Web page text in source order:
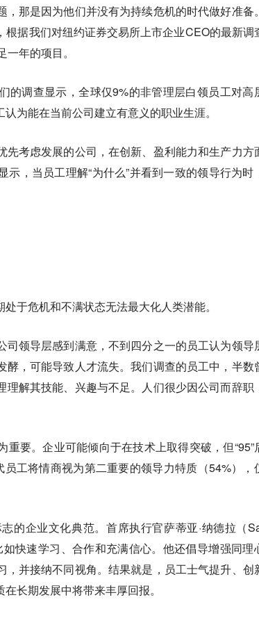
那是因为他们并没有为持续危机的时代做好准备
据我们对纽约证券交易所上市企业CEO的最新调
年的项目。
的调查显示，全球仅9%的非管理层白领员工对高
为能在当前公司建立有意义的职业生涯。
考虑发展的公司，在创新、盈利能力和生产力方
，当员工理解“为什么”并看到一致的领导行为时
于危机和不满状态无法最大化人类潜能。
领导层感到满意，不到四分之一的员工认为领导
，可能导致人才流失。我们调查的员工中，半数
解其技能、兴趣与不足。人们很少因公司而辞职
要。企业可能倾向于在技术上取得突破，但“95”
工将情商视为第二重要的领导力特质（54%），
的企业文化典范。首席执行官萨蒂亚·纳德拉（
快速学习、合作和充满信心。他还倡导增强同理
并接纳不同视角。结果就是，员工士气提升、创
长期发展中将带来丰厚回报。